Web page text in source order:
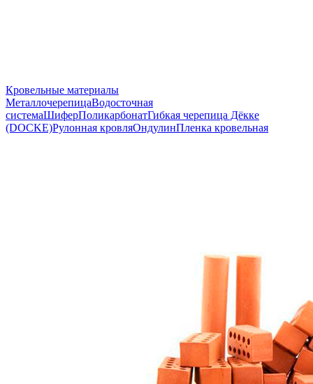
Кровельные материалы
МеталлочерепицаВодосточная
системаШиферПоликарбонатГибкая черепица Дёкке
(DOCKE)Рулонная кровляОндулинПленка кровельная